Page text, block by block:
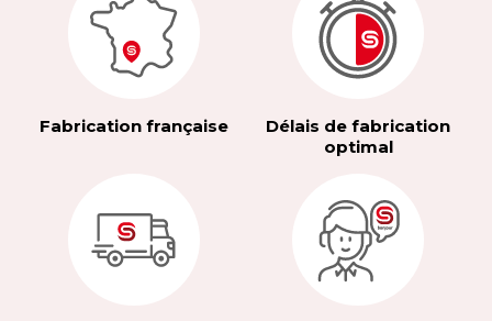
Fabrication française
Délais de fabrication
optimal